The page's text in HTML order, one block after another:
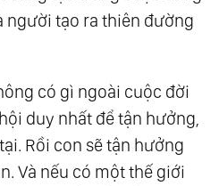
Đồng Nhất Thể
Tử
Hồn Nhỏ Và Mặt Trời
Kiến Đại Đồng
người tạo ra thiên đường
có gì ngoài cuộc đời
duy nhất để tận hưởng,
Rồi con sẽ tận hưởng
Và nếu có một thế giới